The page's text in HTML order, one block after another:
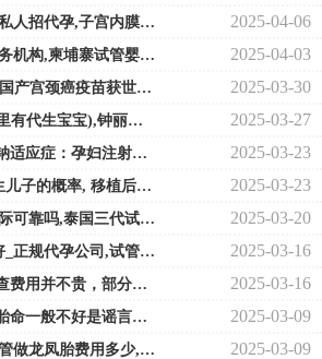
美国供卵费用_那里有私人招代孕,子宫内膜厚度只有0.5厘米做试管移植有希望着 2025-04-06
代孕真爽_试管婴儿服务机构,柬埔寨试管婴儿优势多多是不孕患者的不二选择 2025-04-03
想要宝宝代孕网, 首个国产宫颈癌疫苗获世卫预认证，国产hpv到底好 2025-03-30
唐雪代孕微信(孕宝哪里有代生宝宝),钟丽缇彻底放弃*四胎？试管婴儿最全详细 2025-03-27
代孕靠谱吗,依诺肝素钠适应症：孕妇注射使用需小心 2025-03-23
国内助孕_第3代试管生儿子的概率, 移植后第二天上班久坐不活动会影 2025-03-23
慈铭博鳌试管_孕宝国际可靠吗,泰国三代试管医院排名榜前十名 2025-03-20
34卵巢早衰试管几代好_正规代孕公司,试管移植后屁多尿多是怎么回事？并非胚 2025-03-16
代孕公司网站,唐氏筛查费用并不贵，部分地区还实行减免和报销政策 2025-03-16
代孕哪里做得好,双胞胎命一般不好是谣言！老大老二体质强弱不一原因在这 2025-03-09
试管借卵代孕机构_试管做龙凤胎费用多少,自然怀孕生过小孩试管移植新鲜胚胎 2025-03-09